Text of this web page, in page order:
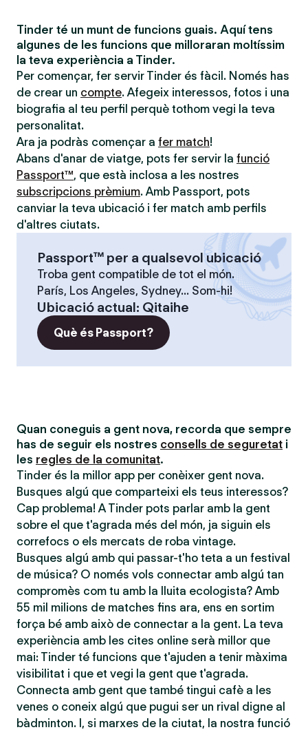
Tinder té un munt de funcions guais. Aquí tens
algunes de les funcions que milloraran moltíssim
la teva experiència a Tinder.
Per començar, fer servir Tinder és fàcil. Només has
de crear un compte. Afegeix interessos, fotos i una
biografia al teu perfil perquè tothom vegi la teva
personalitat.
Ara ja podràs començar a fer match!
Abans d'anar de viatge, pots fer servir la funció
Passport™, que està inclosa a les nostres
subscripcions prèmium. Amb Passport, pots
canviar la teva ubicació i fer match amb perfils
d'altres ciutats.
Passport™ per a qualsevol ubicació
Troba gent compatible de tot el món.
París, Los Angeles, Sydney... Som-hi!
Ubicació actual: Qitaihe
Què és Passport?
Quan coneguis a gent nova, recorda que sempre
has de seguir els nostres consells de seguretat i
les regles de la comunitat.
Tinder és la millor app per conèixer gent nova.
Busques algú que comparteixi els teus interessos?
Cap problema! A Tinder pots parlar amb la gent
sobre el que t'agrada més del món, ja siguin els
correfocs o els mercats de roba vintage.
Busques algú amb qui passar-t'ho teta a un festival
de música? O només vols connectar amb algú tan
compromès com tu amb la lluita ecologista? Amb
55 mil milions de matches fins ara, ens en sortim
força bé amb això de connectar a la gent. La teva
experiència amb les cites online serà millor que
mai: Tinder té funcions que t'ajuden a tenir màxima
visibilitat i que et vegi la gent que t'agrada.
Connecta amb gent que també tingui cafè a les
venes o coneix algú que pugui ser un rival digne al
bàdminton. I, si marxes de la ciutat, la nostra funció